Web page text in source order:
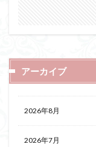
アーカイブ
2026年8月
2026年7月